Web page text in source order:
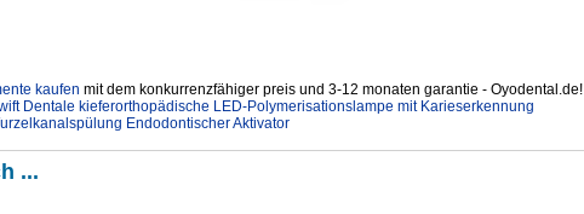
kaufen mit dem konkurrenzfähiger preis und 3-12 monaten garantie - Oyodental.de!
Dentale kieferorthopädische LED-Polymerisationslampe mit Karieserkennung
Endodontischer Aktivator
...